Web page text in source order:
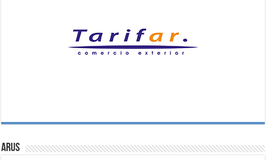
ARUS